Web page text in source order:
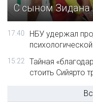
С сыном Зидана
17:40
НБУ удержал
15:22
Тайная
стоить Сийярто